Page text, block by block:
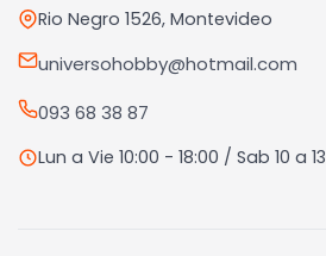
Rio Negro 1526, Montevideo
universohobby@hotmail.com
093 68 38 87
Lun a Vie 10:00 - 18:00 / Sab 10 a 13